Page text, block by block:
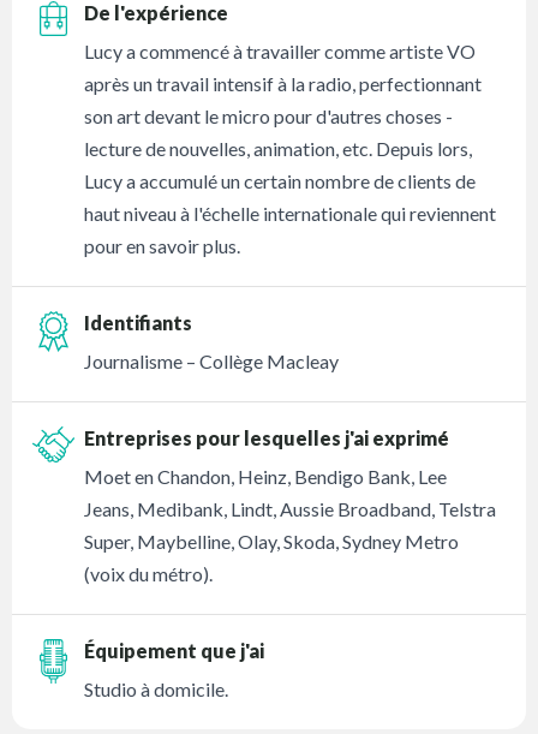
De l'expérience
Lucy a commencé à travailler comme artiste VO
après un travail intensif à la radio, perfectionnant
son art devant le micro pour d'autres choses -
lecture de nouvelles, animation, etc. Depuis lors,
Lucy a accumulé un certain nombre de clients de
haut niveau à l'échelle internationale qui reviennent
pour en savoir plus.
Identifiants
Journalisme – Collège Macleay
Entreprises pour lesquelles j'ai exprimé
Moet en Chandon, Heinz, Bendigo Bank, Lee
Jeans, Medibank, Lindt, Aussie Broadband, Telstra
Super, Maybelline, Olay, Skoda, Sydney Metro
(voix du métro).
Équipement que j'ai
Studio à domicile.